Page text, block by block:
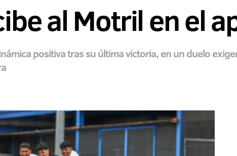
al Motril en el
positiva tras su última victoria, en un duelo